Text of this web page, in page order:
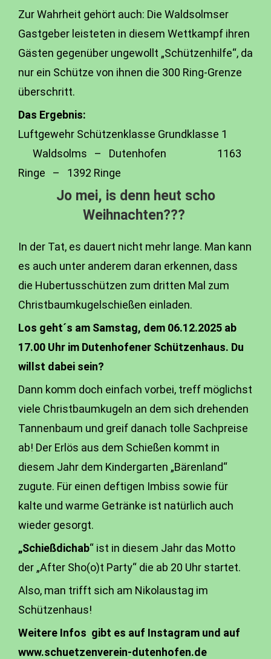
Zur Wahrheit gehört auch: Die Waldsolmser
Gastgeber leisteten in diesem Wettkampf ihren
Gästen gegenüber ungewollt „Schützenhilfe“, da
nur ein Schütze von ihnen die 300 Ring-Grenze
überschritt.
Das Ergebnis:
Luftgewehr Schützenklasse Grundklasse 1
Waldsolms – Dutenhofen 1163
Ringe – 1392 Ringe
Jo mei, is denn heut scho
Weihnachten???
In der Tat, es dauert nicht mehr lange. Man kann
es auch unter anderem daran erkennen, dass
die Hubertusschützen zum dritten Mal zum
Christbaumkugelschießen einladen.
Los geht´s am Samstag, dem 06.12.2025 ab
17.00 Uhr im Dutenhofener Schützenhaus. Du
willst dabei sein?
Dann komm doch einfach vorbei, treff möglichst
viele Christbaumkugeln an dem sich drehenden
Tannenbaum und greif danach tolle Sachpreise
ab! Der Erlös aus dem Schießen kommt in
diesem Jahr dem Kindergarten „Bärenland“
zugute. Für einen deftigen Imbiss sowie für
kalte und warme Getränke ist natürlich auch
wieder gesorgt.
„Schießdichab“ ist in diesem Jahr das Motto
der „After Sho(o)t Party“ die ab 20 Uhr startet.
Also, man trifft sich am Nikolaustag im
Schützenhaus!
Weitere Infos gibt es auf Instagram und auf
www.schuetzenverein-dutenhofen.de